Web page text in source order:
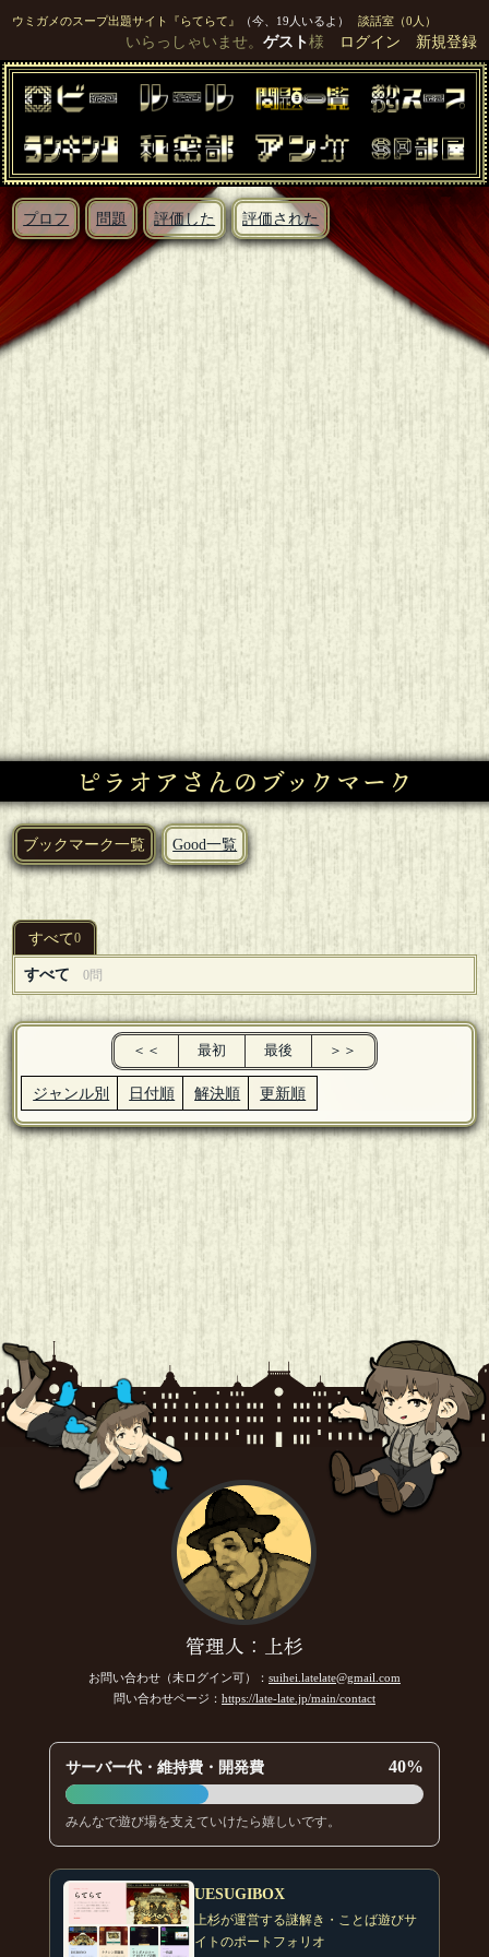
ウミガメのスープ出題サイト『らてらて』 （今、19人いるよ） 談話室（0人）
いらっしゃいませ。 ゲスト様 ログイン 新規登録
プロフ 問題 評価した 評価された
ピラオアさんのブックマーク
ブックマーク一覧 Good一覧
すべて0
すべて 0問
＜＜ 最初 最後 ＞＞
ジャンル別 日付順 解決順 更新順
管理人：上杉
お問い合わせ（未ログイン可）： suihei.latelate@gmail.com
問い合わせページ： https://late-late.jp/main/contact
サーバー代・維持費・開発費 40%
みんなで遊び場を支えていけたら嬉しいです。
UESUGIBOX
上杉が運営する謎解き・ことば遊びサ
イトのポートフォリオ